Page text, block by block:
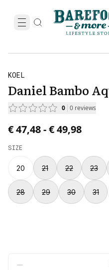
KOEL
Daniel Bambo
0 0 reviews
Price from € 47,48 to
€ 47,48-€ 49,98
SIZE
20 21 22 23
28 29 30 31